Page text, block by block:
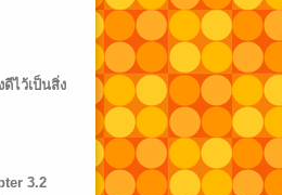
ไว้เป็นสิ่ง
3.2